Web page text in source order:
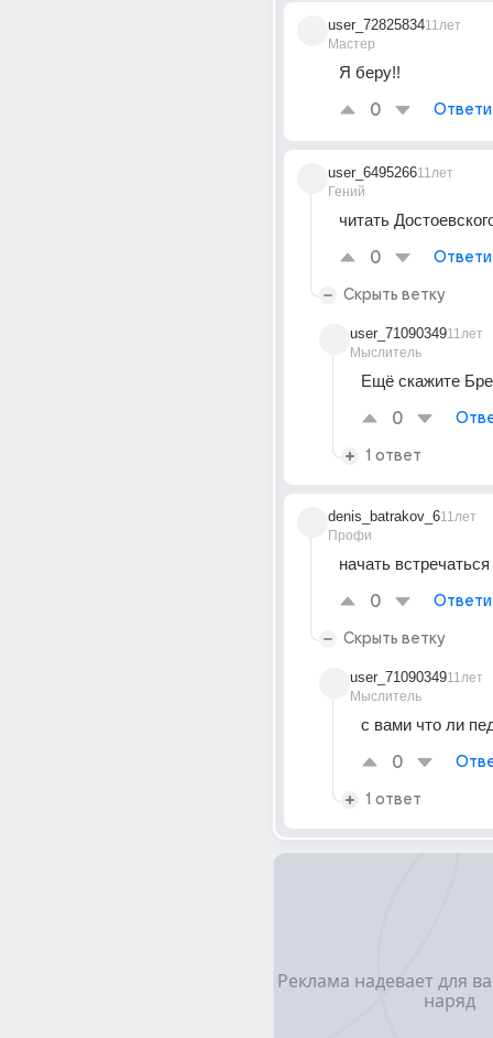
user_72825834
Мастер
11лет
Я беру!!
0
user_6495266
Гений
11лет
читать
0
Скрыть ветку
user_71090349
Мыслитель
11лет
Ещё скажите
0
1 ответ
denis_batrakov_6
Профи
11лет
начать встречаться
0
Скрыть ветку
user_71090349
Мыслитель
11лет
с вами что ли
0
1 ответ